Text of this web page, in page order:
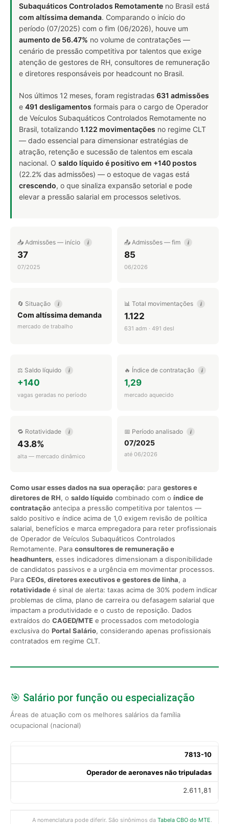
Subaquáticos Controlados Remotamente no Brasil está
com altíssima demanda. Comparando o início do
período (07/2025) com o fim (06/2026), houve um
aumento de 56.47% no volume de contratações —
cenário de pressão competitiva por talentos que exige
atenção de gestores de RH, consultores de remuneração
e diretores responsáveis por headcount no Brasil.
Nos últimos 12 meses, foram registradas 631 admissões
e 491 desligamentos formais para o cargo de Operador
de Veículos Subaquáticos Controlados Remotamente no
Brasil, totalizando 1.122 movimentações no regime CLT
— dado essencial para dimensionar estratégias de
atração, retenção e sucessão de talentos em escala
nacional. O saldo líquido é positivo em +140 postos
(22.2% das admissões) — o estoque de vagas está
crescendo, o que sinaliza expansão setorial e pode
elevar a pressão salarial em processos seletivos.
📥 Admissões — início i
37
07/2025
📤 Admissões — fim i
85
06/2026
🔄 Situação i
Com altíssima demanda
mercado de trabalho
📊 Total movimentações i
1.122
631 adm · 491 desl
⚖️ Saldo líquido i
+140
vagas geradas no período
🔥 Índice de contratação i
1,29
mercado aquecido
🔁 Rotatividade i
43.8%
alta — mercado dinâmico
📅 Período analisado i
07/2025
até 06/2026
Como usar esses dados na sua operação: para gestores e
diretores de RH, o saldo líquido combinado com o índice de
contratação antecipa a pressão competitiva por talentos —
saldo positivo e índice acima de 1,0 exigem revisão de política
salarial, benefícios e marca empregadora para reter profissionais
de Operador de Veículos Subaquáticos Controlados
Remotamente. Para consultores de remuneração e
headhunters, esses indicadores dimensionam a disponibilidade
de candidatos passivos e a urgência em movimentar processos.
Para CEOs, diretores executivos e gestores de linha, a
rotatividade é sinal de alerta: taxas acima de 30% podem indicar
problemas de clima, plano de carreira ou defasagem salarial que
impactam a produtividade e o custo de reposição. Dados
extraídos do CAGED/MTE e processados com metodologia
exclusiva do Portal Salário, considerando apenas profissionais
contratados em regime CLT.
🎯 Salário por função ou especialização
Áreas de atuação com os melhores salários da família
ocupacional (nacional)
7813-10
Operador de aeronaves não tripuladas
2.611,81
A nomenclatura pode diferir. São sinônimos da Tabela CBO do MTE.